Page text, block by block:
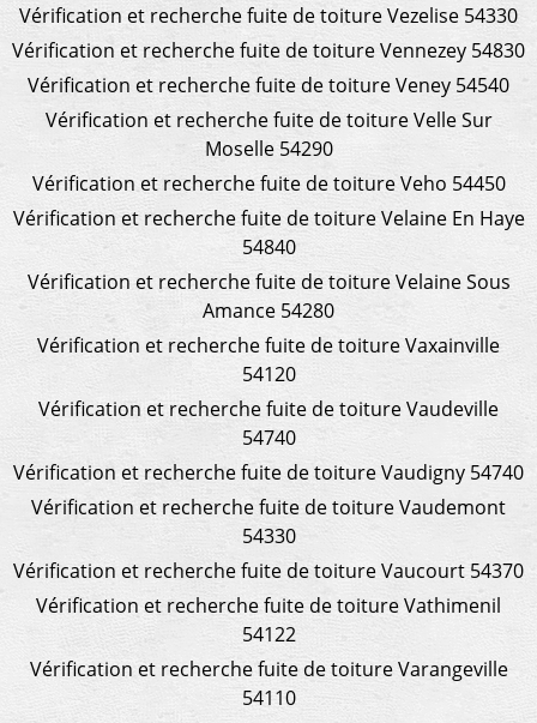
Vérification et recherche fuite de toiture Vezelise 54330
Vérification et recherche fuite de toiture Vennezey 54830
Vérification et recherche fuite de toiture Veney 54540
Vérification et recherche fuite de toiture Velle Sur
Moselle 54290
Vérification et recherche fuite de toiture Veho 54450
Vérification et recherche fuite de toiture Velaine En Haye
54840
Vérification et recherche fuite de toiture Velaine Sous
Amance 54280
Vérification et recherche fuite de toiture Vaxainville
54120
Vérification et recherche fuite de toiture Vaudeville
54740
Vérification et recherche fuite de toiture Vaudigny 54740
Vérification et recherche fuite de toiture Vaudemont
54330
Vérification et recherche fuite de toiture Vaucourt 54370
Vérification et recherche fuite de toiture Vathimenil
54122
Vérification et recherche fuite de toiture Varangeville
54110